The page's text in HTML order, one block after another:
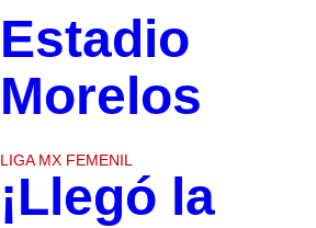
Estadio
Morelos
LIGA MX FEMENIL
¡Llegó la